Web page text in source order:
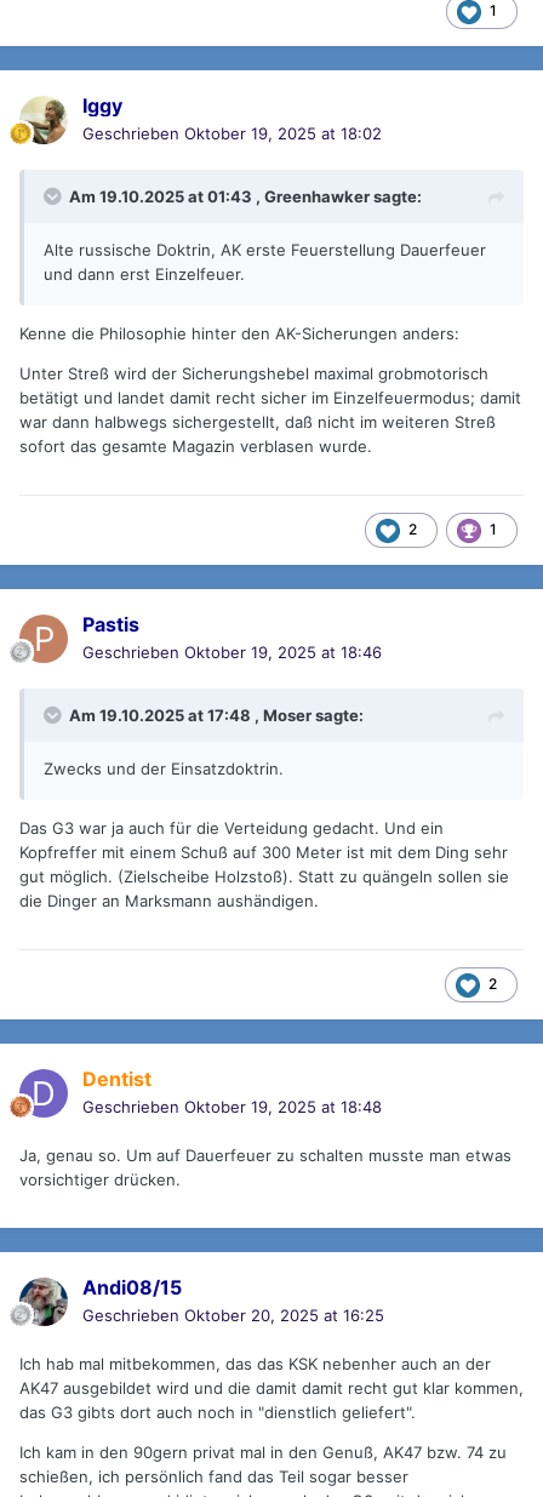
1
Iggy
Geschrieben Oktober 19, 2025 at 18:02
Am 19.10.2025 at 01:43 , Greenhawkersagte:
Alte russische Doktrin, AK erste Feuerstellung Dauerfeuer
und dann erst Einzelfeuer.
Kenne die Philosophie hinter den AK-Sicherungen anders:
Unter Streß wird der Sicherungshebel maximal grobmotorisch
betätigt und landet damit recht sicher im Einzelfeuermodus; damit
war dann halbwegs sichergestellt, daß nicht im weiteren Streß
sofort das gesamte Magazin verblasen wurde.
2 1
Pastis
Geschrieben Oktober 19, 2025 at 18:46
Am 19.10.2025 at 17:48 , Mosersagte:
Zwecks und der Einsatzdoktrin.
Das G3 war ja auch für die Verteidung gedacht. Und ein
Kopfreffer mit einem Schuß auf 300 Meter ist mit dem Ding sehr
gut möglich. (Zielscheibe Holzstoß). Statt zu quängeln sollen sie
die Dinger an Marksmann aushändigen.
2
Dentist
Geschrieben Oktober 19, 2025 at 18:48
Ja, genau so. Um auf Dauerfeuer zu schalten musste man etwas
vorsichtiger drücken.
Andi08/15
Geschrieben Oktober 20, 2025 at 16:25
Ich hab mal mitbekommen, das das KSK nebenher auch an der
AK47 ausgebildet wird und die damit damit recht gut klar kommen,
das G3 gibts dort auch noch in "dienstlich geliefert".
Ich kam in den 90gern privat mal in den Genuß, AK47 bzw. 74 zu
schießen, ich persönlich fand das Teil sogar besser